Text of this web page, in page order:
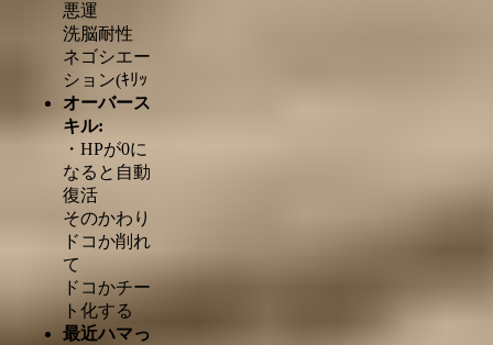
悪運
洗脳耐性
ネゴシエー
ション(ｷﾘｯ
オーバース
キル:
・HPが0に
なると自動
復活
そのかわり
ドコか削れ
て
ドコかチー
ト化する
最近ハマっ